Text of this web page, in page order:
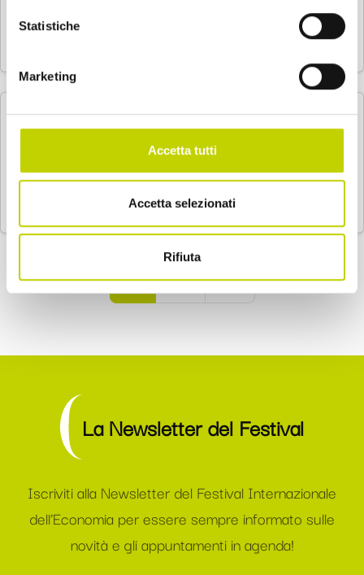
Statistiche
Marketing
Accetta tutti
Accetta selezionati
Rifiuta
…
La povertà nella società
Navigazione articoli
1 2 »
La Newsletter del Festival
Iscriviti alla Newsletter del Festival Internazionale
dell’Economia per essere sempre informato sulle
novità e gli appuntamenti in agenda!